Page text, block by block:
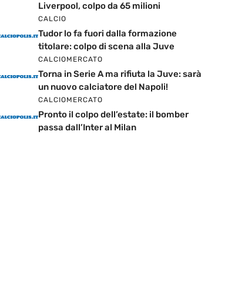
Liverpool, colpo da 65 milioni
CALCIO
Tudor lo fa fuori dalla formazione
titolare: colpo di scena alla Juve
CALCIOMERCATO
Torna in Serie A ma rifiuta la Juve: sarà
un nuovo calciatore del Napoli!
CALCIOMERCATO
Pronto il colpo dell’estate: il bomber
passa dall’Inter al Milan